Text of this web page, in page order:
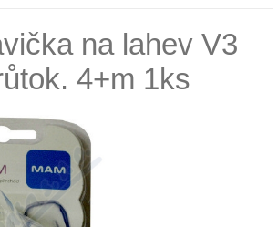
na lahev V3
4+m 1ks